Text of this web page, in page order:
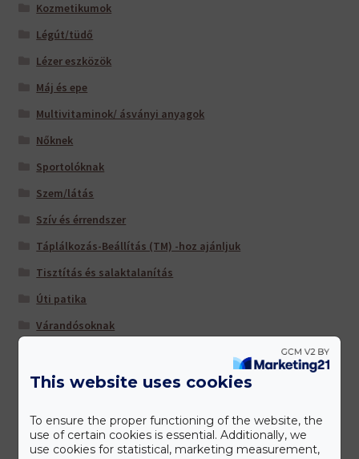
Kozmetikumok
Légút/tüdő
Lézer eszközök
Máj és epe
Multivitaminok/ ásványi anyagok
Nőknek
Sportolóknak
Szem/látás
Szív és érrendszer
Táplálkozás-Beállítás (TM) -hoz ajánljuk
Tisztítás és salaktalanítás
Úti patika
Várandósoknak
Gyártóink
This website uses cookies
To ensure the proper functioning of the website, the
use of certain cookies is essential. Additionally, we
use cookies for statistical, marketing measurement,